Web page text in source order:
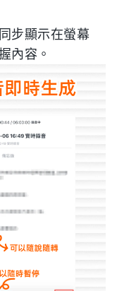
步顯示在螢幕
內容。